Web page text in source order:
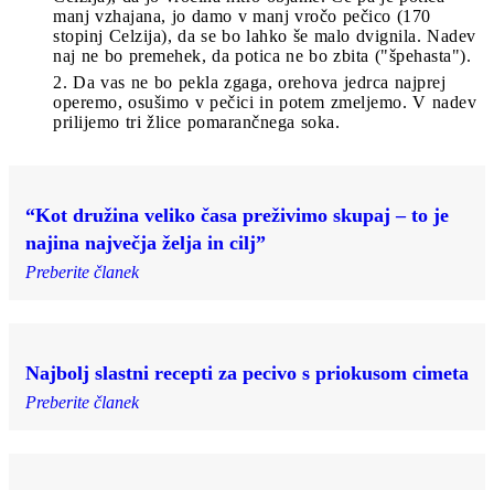
manj vzhajana, jo damo v manj vročo pečico (170
stopinj Celzija), da se bo lahko še malo dvignila. Nadev
naj ne bo premehek, da potica ne bo zbita ("špehasta").
Da vas ne bo pekla zgaga, orehova jedrca najprej
operemo, osušimo v pečici in potem zmeljemo. V nadev
prilijemo tri žlice pomarančnega soka.
“Kot družina veliko časa preživimo skupaj – to je
najina največja želja in cilj”
Preberite članek
Najbolj slastni recepti za pecivo s priokusom cimeta
Preberite članek